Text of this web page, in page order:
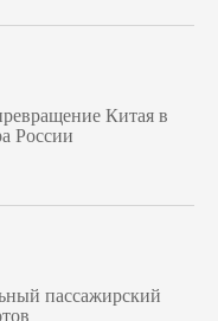
Китая в
России
пассажирский